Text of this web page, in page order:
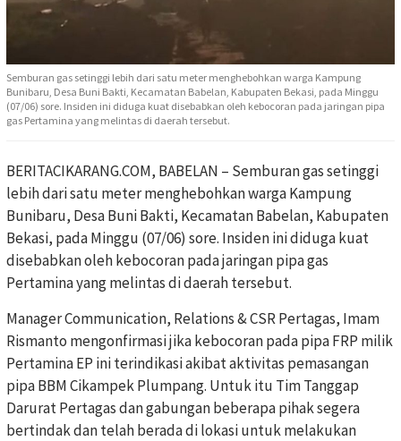
Semburan gas setinggi lebih dari satu meter menghebohkan warga Kampung
Bunibaru, Desa Buni Bakti, Kecamatan Babelan, Kabupaten Bekasi, pada Minggu
(07/06) sore. Insiden ini diduga kuat disebabkan oleh kebocoran pada jaringan pipa
gas Pertamina yang melintas di daerah tersebut.
BERITACIKARANG.COM, BABELAN – Semburan gas setinggi
lebih dari satu meter menghebohkan warga Kampung
Bunibaru, Desa Buni Bakti, Kecamatan Babelan, Kabupaten
Bekasi, pada Minggu (07/06) sore. Insiden ini diduga kuat
disebabkan oleh kebocoran pada jaringan pipa gas
Pertamina yang melintas di daerah tersebut.
Manager Communication, Relations & CSR Pertagas, Imam
Rismanto mengonfirmasi jika kebocoran pada pipa FRP milik
Pertamina EP ini terindikasi akibat aktivitas pemasangan
pipa BBM Cikampek Plumpang. Untuk itu Tim Tanggap
Darurat Pertagas dan gabungan beberapa pihak segera
bertindak dan telah berada di lokasi untuk melakukan